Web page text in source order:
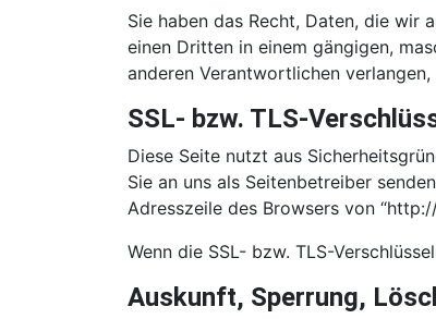
Sie haben das Recht, Daten, die wir
einen Dritten in einem gängigen,
anderen Verantwortlichen
SSL- bzw. TLS-
Diese Seite nutzt aus
Sie an uns als Seitenbetreiber
Adresszeile des Browsers von
Wenn die SSL- bzw. TLS-
Auskunft, Sperrung,